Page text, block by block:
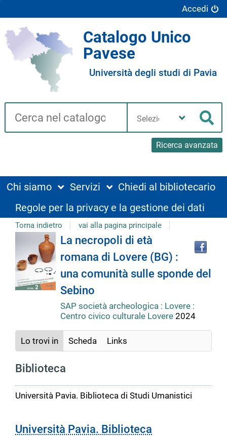
Accedi
Catalogo Unico
Pavese
Università degli studi di Pavia
Cerca su "Catalogo"
Ricerca avanzata
biblioteca
Chi siamo Servizi
Chiedi al bibliotecario
Regole per la privacy e la gestione dei dati
Torna indietro vai alla pagina principale
Dettaglio
del
documento
La necropoli di età
romana di Lovere (BG) :
una comunità sulle sponde del
Sebino
SAP società archeologica : Lovere :
Centro civico culturale Lovere 2024
Lo trovi in Scheda Links
Biblioteca
Università Pavia. Biblioteca di Studi Umanistici
Università Pavia. Biblioteca